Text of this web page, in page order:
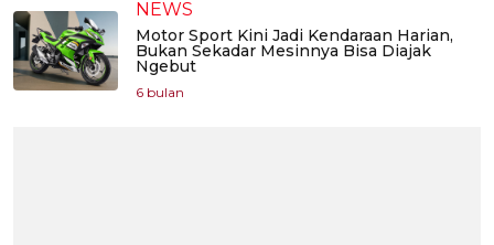
NEWS
Motor Sport Kini Jadi Kendaraan Harian,
Bukan Sekadar Mesinnya Bisa Diajak
Ngebut
6 bulan